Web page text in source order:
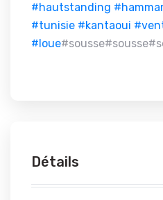
#hautstanding
#tunisie #kantaoui
#loue
Détails